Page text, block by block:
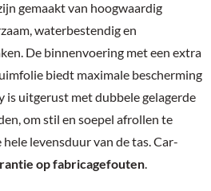
gemaakt van hoogwaardig
waterbestendig en
De binnenvoering met een extra
biedt maximale bescherming
is uitgerust met dubbele gelagerde
om stil en soepel afrollen te
levensduur van de tas. Car-
op fabricagefouten.